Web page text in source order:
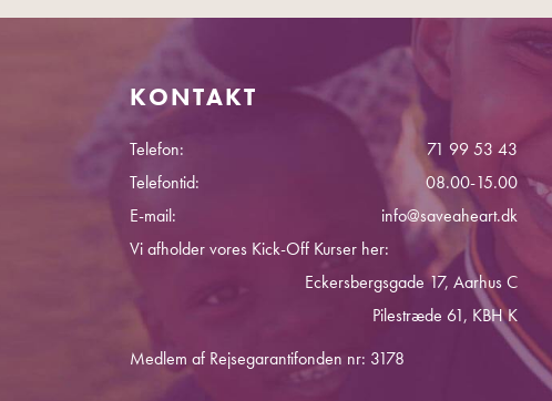
KONTAKT
Telefon:
71 99 53 43
Telefontid:
08.00-15.00
E-mail:
info@saveaheart.dk
Vi afholder vores Kick-Off Kurser her:
Eckersbergsgade 17, Aarhus C
Pilestræde 61, KBH K
Medlem af Rejsegarantifonden nr: 3178